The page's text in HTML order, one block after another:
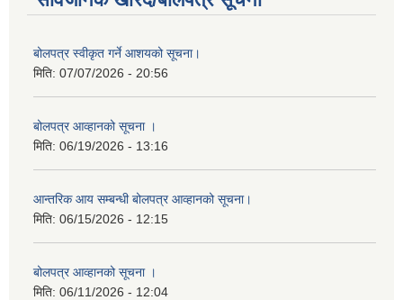
बोलपत्र स्वीकृत गर्ने आशयको सूचना।
मिति: 07/07/2026 - 20:56
बोलपत्र आव्हानको सूचना ।
मिति: 06/19/2026 - 13:16
आन्तरिक आय सम्बन्धी बोलपत्र आव्हानको सूचना।
मिति: 06/15/2026 - 12:15
बोलपत्र आव्हानको सूचना ।
मिति: 06/11/2026 - 12:04